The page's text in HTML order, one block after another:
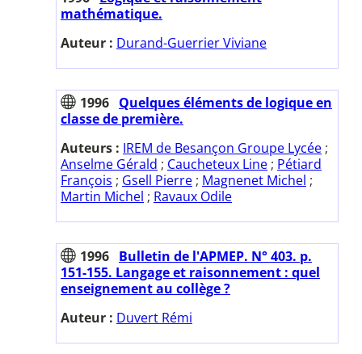
mathématique.
Auteur : Durand-Guerrier Viviane
1996 Quelques éléments de logique en
classe de première.
Auteurs : IREM de Besançon Groupe Lycée ;
Anselme Gérald ; Caucheteux Line ; Pétiard
François ; Gsell Pierre ; Magnenet Michel ;
Martin Michel ; Ravaux Odile
1996 Bulletin de l'APMEP. N° 403. p.
151-155. Langage et raisonnement : quel
enseignement au collège ?
Auteur : Duvert Rémi